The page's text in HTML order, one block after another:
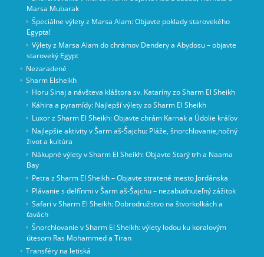
Marsa Mubarak
Špeciálne výlety z Marsa Alam: Objavte poklady starovekého
Egypta!
Výlety z Marsa Alam do chrámov Dendery a Abydosu – objavte
staroveký Egypt
Nezaradené
Sharm Elsheikh
Horu Sinaj a návšteva kláštora sv. Kataríny zo Sharm El Sheikh
Káhira a pyramídy: Najlepší výlety zo Sharm El Sheikh
Luxor z Sharm El Sheikh: Objavte chrám Karnak a Údolie kráľov
Najlepšie aktivity v Šarm aš-Šajchu: Pláže, šnorchlovanie,nočný
život a kultúra
Nákupné výlety v Sharm El Sheikh: Objavte Starý trh a Naama
Bay
Petra z Sharm El Sheikh – Objavte stratené mesto Jordánska
Plávanie s delfínmi v Šarm aš-Šajchu – nezabudnuteľný zážitok
Safari v Sharm El Sheikh: Dobrodružstvo na štvorkolkách a
ťavách
Šnorchlovanie v Sharm El Sheikh: výlety loďou ku koralovým
útesom Ras Mohammed a Tiran
Transféry na letiská